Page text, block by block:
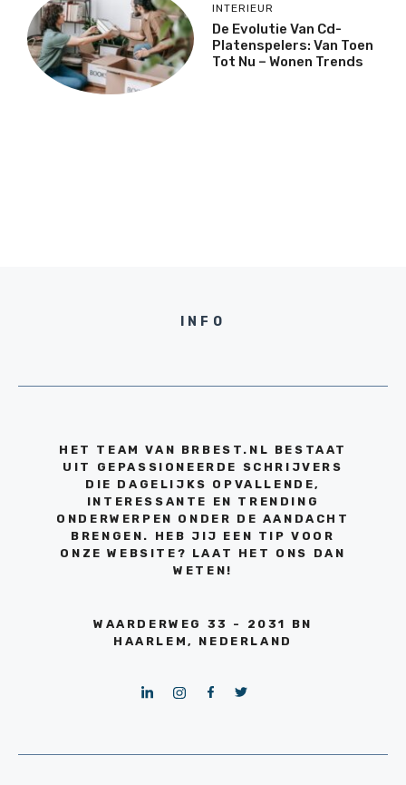
INTERIEUR
De Evolutie Van Cd-
Platenspelers: Van Toen
Tot Nu – Wonen Trends
INFO
HET TEAM VAN BRBEST.NL BESTAAT
UIT GEPASSIONEERDE SCHRIJVERS
DIE DAGELIJKS OPVALLENDE,
INTERESSANTE EN TRENDING
ONDERWERPEN ONDER DE AANDACHT
BRENGEN. HEB JIJ EEN TIP VOOR
ONZE WEBSITE? LAAT HET ONS DAN
WETEN!
WAARDERWEG 33 - 2031 BN
HAARLEM, NEDERLAND